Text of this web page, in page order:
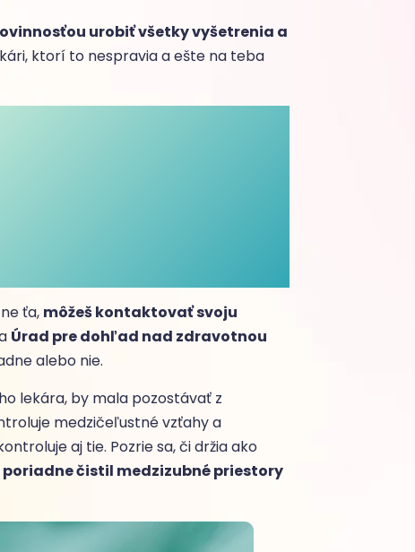
urobiť všetky vyšetrenia a
ktorí to nespravia a ešte na teba
ťa, môžeš kontaktovať svoju
Úrad pre dohľad nad zdravotnou
alebo nie.
lekára, by mala pozostávať z
medzičeľustné vzťahy a
aj tie. Pozrie sa, či držia ako
poriadne čistil medzizubné priestory